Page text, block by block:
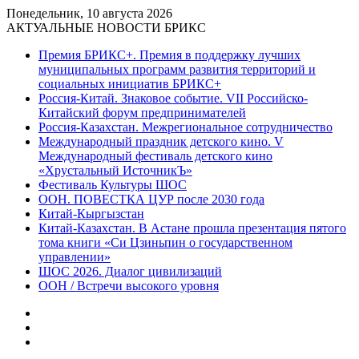
Понедельник, 10 августа 2026
АКТУАЛЬНЫЕ НОВОСТИ БРИКС
Премия БРИКС+. Премия в поддержку лучших
муниципальных программ развития территорий и
социальных инициатив БРИКС+
Россия-Китай. Знаковое событие. VII Российско-
Китайский форум предпринимателей
Россия-Казахстан. Межрегиональное сотрудничество
Международный праздник детского кино. V
Международный фестиваль детского кино
«Хрустальный ИсточникЪ»
Фестиваль Культуры ШОС
ООН. ПОВЕСТКА ЦУР после 2030 года
Китай-Кыргызстан
Китай-Казахстан. В Астане прошла презентация пятого
тома книги «Си Цзиньпин о государственном
управлении»
ШОС 2026. Диалог цивилизаций
ООН / Встречи высокого уровня